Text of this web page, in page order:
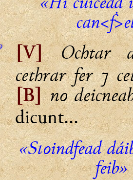
[V]Ochtar
cethrar fer ⁊
[B]no
dicunt...
«Stoindfead
feib»